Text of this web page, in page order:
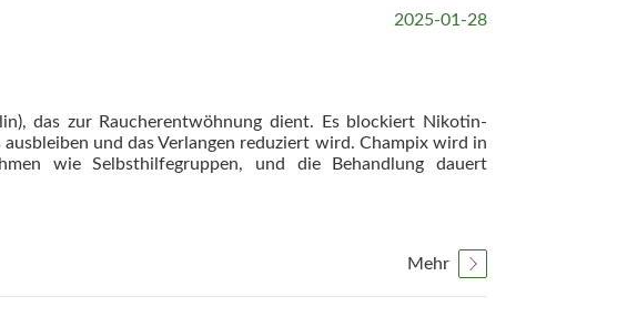
2025-01-28
das zur Raucherentwöhnung dient. Es blockiert Nikotin-
und das Verlangen reduziert wird. Champix wird in
wie Selbsthilfegruppen, und die Behandlung dauert
Mehr